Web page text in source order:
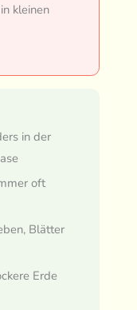
kleinen
in der
oft
Blätter
Erde